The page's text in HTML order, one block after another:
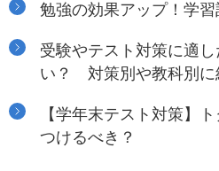
勉強の効果アップ！学習
受験やテスト対策に適
い？ 対策別や教科別に
【学年末テスト対策】
つけるべき？